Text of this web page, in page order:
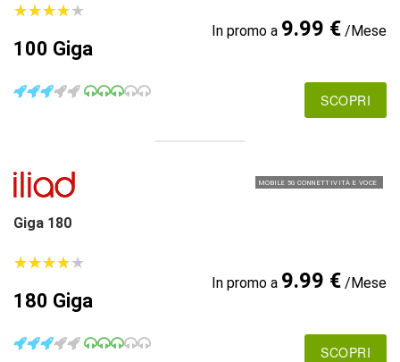
★★★★★
★★★★★
100 Giga
In promo a 9.99 €/Mese
SCOPRI
MOBILE 5G CONNETTIVITÀ E VOCE
Giga 180
★★★★★
★★★★★
180 Giga
In promo a 9.99 €/Mese
SCOPRI